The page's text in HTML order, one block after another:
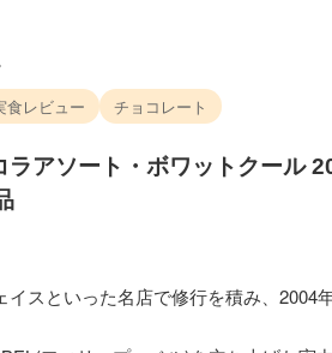
食レビュー チョコレート
アソート・ボワットクール
スといった名店で修行を積み、2004